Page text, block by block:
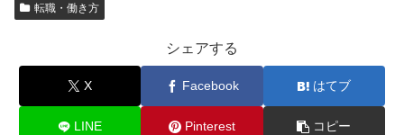
転職・働き方
シェアする
X Facebook はてブ
LINE Pinterest コピー